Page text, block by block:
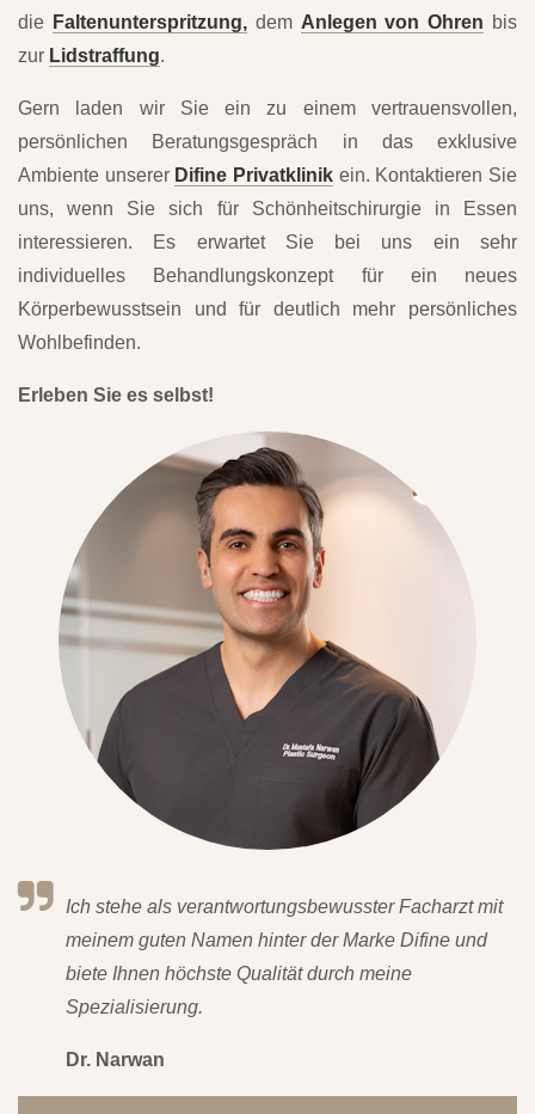
die Faltenunterspritzung,dem Anlegen von Ohren bis
zur Lidstraffung.
Gern laden wir Sie ein zu einem vertrauensvollen,
persönlichen Beratungsgespräch in das exklusive
Ambiente unserer Difine Privatklinik ein. Kontaktieren Sie
uns, wenn Sie sich für Schönheitschirurgie in Essen
interessieren. Es erwartet Sie bei uns ein sehr
individuelles Behandlungskonzept für ein neues
Körperbewusstsein und für deutlich mehr persönliches
Wohlbefinden.
Erleben Sie es selbst!
Ich stehe als verantwortungsbewusster Facharzt mit
meinem guten Namen hinter der Marke Difine und
biete Ihnen höchste Qualität durch meine
Spezialisierung.
Dr. Narwan